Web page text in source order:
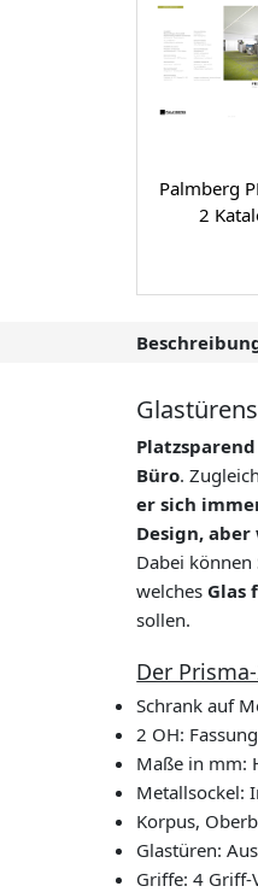
Palmberg
2
Büro.
er sich
Design,
Dabei können
welches Glas
sollen.
Der
Schrank auf
2 OH:
Maße in mm:
Metallsockel:
Korpus,
Glastüren:
Griffe: 4 Griff-